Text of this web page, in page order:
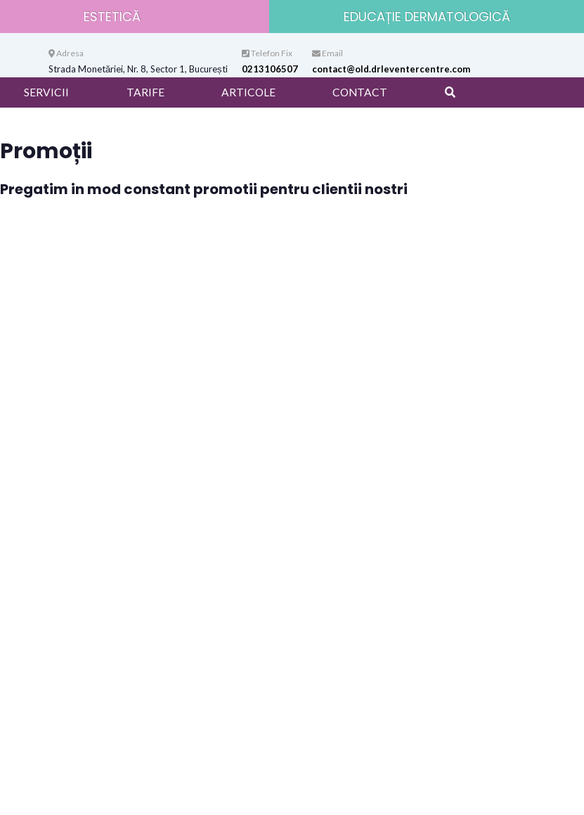
ESTETICĂ EDUCAȚIE DERMATOLOGICĂ
Adresa
Strada Monetăriei, Nr. 8, Sector 1, București
Telefon Fix
0213106507
Email
contact@old.drleventercentre.com
SERVICII TARIFE ARTICOLE CONTACT
Promoții
Pregatim in mod constant promotii pentru clientii nostri